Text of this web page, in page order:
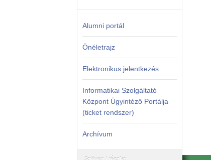
Alumni portál
Önéletrajz
Elektronikus jelentkezés
Informatikai Szolgáltató
Központ Ügyintéző Portálja
(ticket rendszer)
Archívum